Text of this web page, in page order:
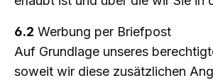
6.2 Werbung per Briefpost
Auf Grundlage unseres
soweit wir diese zusätzlichen